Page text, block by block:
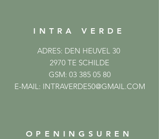
INTRA VERDE
ADRES: DEN HEUVEL 30
2970 TE SCHILDE
GSM: 03 385 05 80
E-MAIL: INTRAVERDE50@GMAIL.COM
OPENINGSUREN